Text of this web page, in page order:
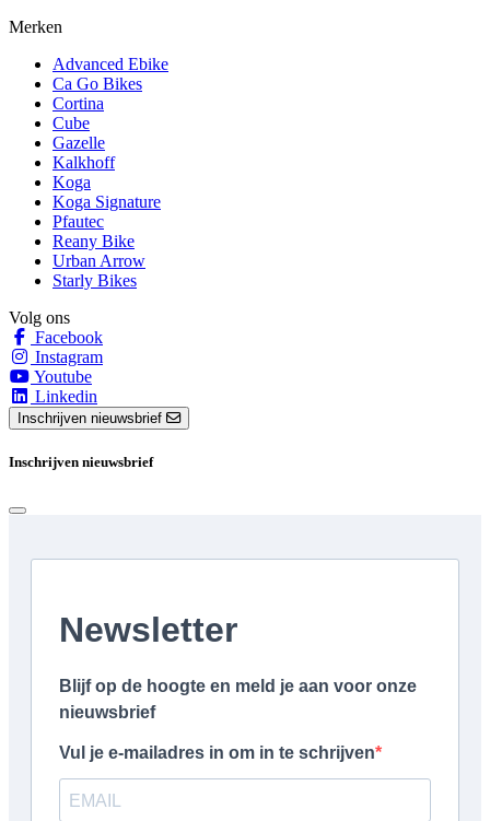
Merken
Advanced Ebike
Ca Go Bikes
Cortina
Cube
Gazelle
Kalkhoff
Koga
Koga Signature
Pfautec
Reany Bike
Urban Arrow
Starly Bikes
Volg ons
Facebook
Instagram
Youtube
Linkedin
Inschrijven nieuwsbrief
Inschrijven nieuwsbrief